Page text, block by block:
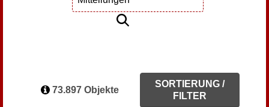
73.897 Objekte
SORTIERUNG /
FILTER